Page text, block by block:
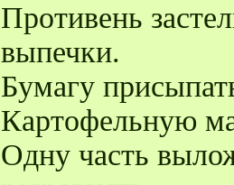
Противень
выпечки.
Бумагу
Картофельную
Одну часть